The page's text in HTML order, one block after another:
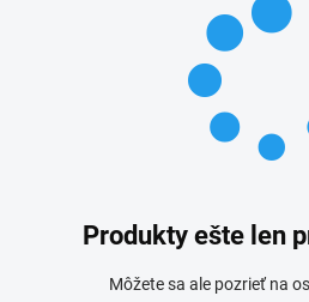
Produkty ešte len
Môžete sa ale pozrieť na